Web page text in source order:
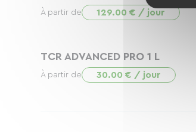
À partir de 129.00 € / jour
TCR ADVANCED PRO 1 L
À partir de 30.00 € / jour